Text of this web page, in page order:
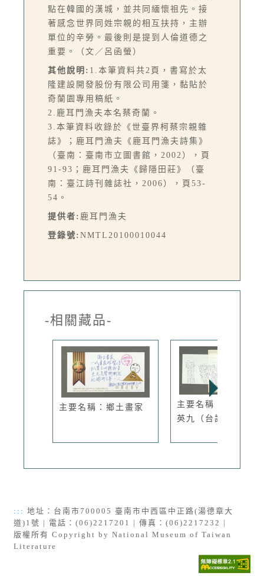
點在韓國的漢城，並共同緬懷祖先。接
著感念世界同姓宗親的相互扶持，主辦
單位的辛勞。最後則是提到人倫道德之
重要。（文／呂函螢）
其他說明: 1.本筆資料共2頁，書寫於太
隆建設開發股份有限公司用箋，黏貼於
奇蘭園專用稿紙。
2.鹿耳門漁夫本名蔡奇蘭。
3.本筆資料收錄於《世臺界柯蔡宗親雜
誌》；鹿耳門漁夫《鹿耳門漁夫詩集》
（臺南：臺南市立圖書館，2002），頁
91-93；鹿耳門漁夫《歸隱田莊》（臺
南：臺江詩刊雜誌社，2006），頁53-
54。
提供者: 鹿耳門漁夫
登錄號: NMTL20100010044
-相關藏品-
主要名稱：鄉土畫家
主要名稱：孔子訓馬
英九（台語）
::: 地址：台南市700005 臺南市中西區中正路(湯德章大
道)1號 | 電話：(06)2217201 | 傳真：(06)2217232 |
版權所有 Copyright by National Museum of Taiwan
Literature